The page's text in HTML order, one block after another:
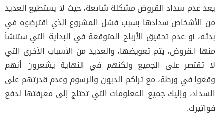
يعد عدم سداد القروض مشكلة شائعة، حيث لا يستطيع العديد
من الأشخاص سدادها بسبب فشل المشروع الذي اقترضوه في
بدئه، أو عدم تحقيق الأرباح المتوقعة في البداية التي ستنشأ
منها القروض، يتم تعويضها، والعديد من الأسباب الأخرى التي
لا تقتصر على الجميع ولكنهم في النهاية يشعرون أنهم
وقعوا في ورطة، مع تراكم الديون والرسوم وعدم قدرتهم على
السداد، وإليك جميع المعلومات التي تحتاج إلى معرفتها لدفع
فواتيرك.